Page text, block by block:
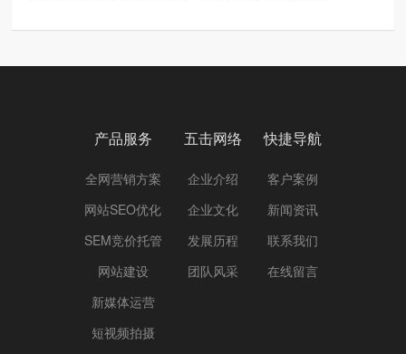
产品服务
全网营销方案
网站SEO优化
SEM竞价托管
网站建设
新媒体运营
短视频拍摄
五击网络
企业介绍
企业文化
发展历程
团队风采
快捷导航
客户案例
新闻资讯
联系我们
在线留言